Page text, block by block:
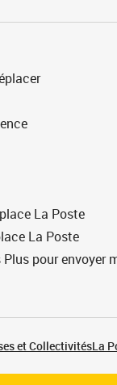
La Poste
La Poste
pour envoyer
et CollectivitésLa